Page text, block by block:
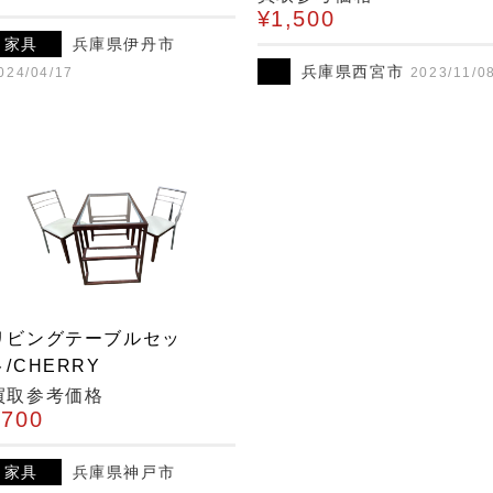
家具 兵庫県伊丹市
04/17
¥1,500
兵庫県西宮市 2023/11/08
ビングテーブルセッ
/CHERRY
取参考価格
家具 兵庫県神戸市